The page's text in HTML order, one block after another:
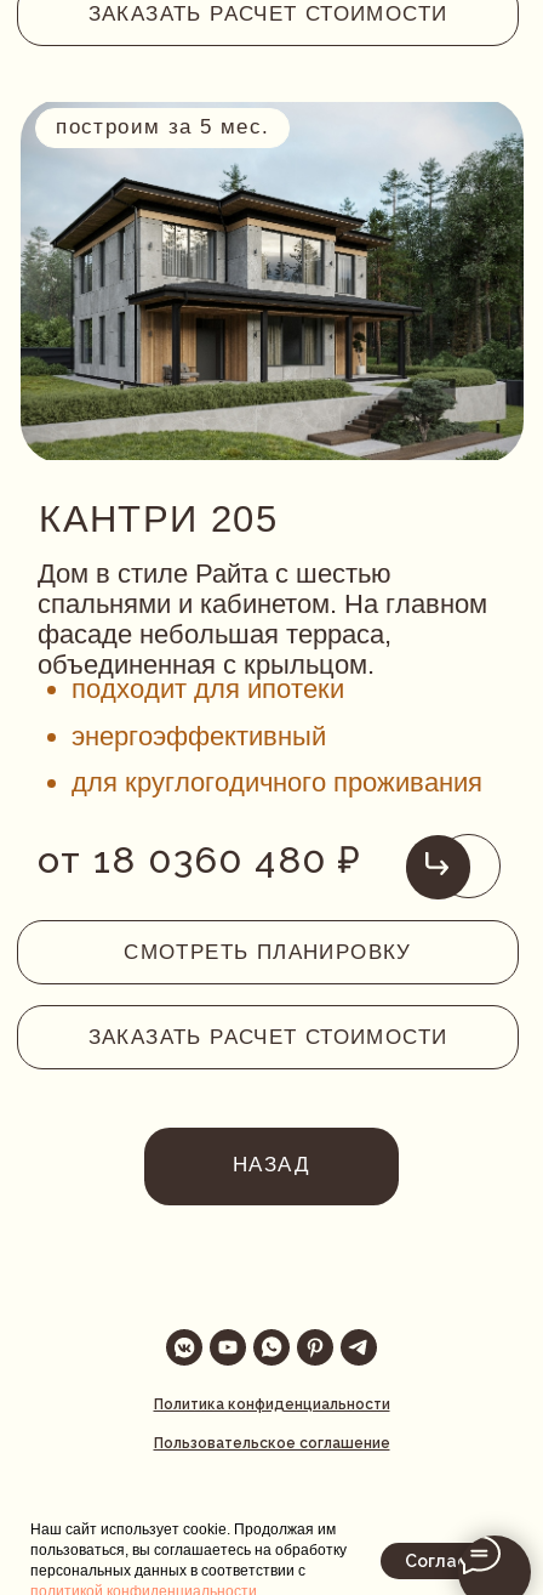
НАЗАД
СМОТРЕТЬ ПЛАНИРОВКУ
ЗАКАЗАТЬ РАСЧЕТ СТОИМОСТИ
Политика конфиденциальности
Пользовательское соглашение
Наш сайт использует cookie. Продолжая им
пользоваться, вы соглашаетесь на обработку
персональных данных в соответствии с
политикой конфиденциальности
Согласен